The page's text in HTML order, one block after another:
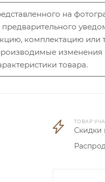
на
комплектацию или
изменения
товара.
ТОВАР
Скидки